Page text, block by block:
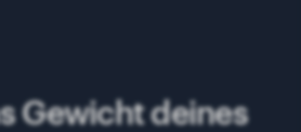
Gewicht deines